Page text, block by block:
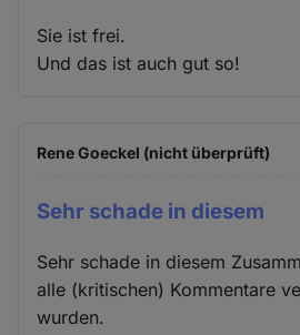
Sie ist frei.
Und das ist auch gut so!
Rene Goeckel (nicht überprüft)
Sehr schade in diesem
Sehr schade in diesem
alle (kritischen) Kommentare
wurden.